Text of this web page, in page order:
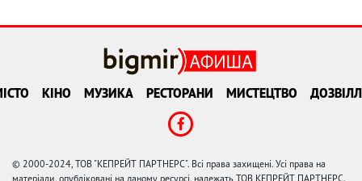
КІНО МУЗИКА РЕСТОРАНИ МИСТЕЦТВО
© 2000-2024, ТОВ "КЕПРЕЙТ ПАРТНЕРС". Всі права захищені. Усі права на
матеріали, опубліковані на даному ресурсі, належать ТОВ КЕПРЕЙТ ПАРТНЕРС.